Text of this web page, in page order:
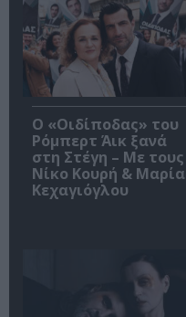
O «Οιδίποδας» του
Ρόμπερτ Άικ ξανά
στη Στέγη – Με τους
Νίκο Κουρή & Μαρία
Κεχαγιόγλου